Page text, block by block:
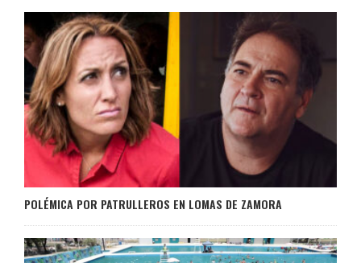
POLÉMICA POR PATRULLEROS EN LOMAS DE ZAMORA